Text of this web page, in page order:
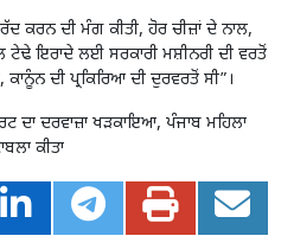
ਦੀ ਮੰਗ ਕੀਤੀ, ਹੋਰ ਚੀਜ਼ਾਂ ਦੇ ਨਾਲ,
ਇਰਾਦੇ ਲਈ ਸਰਕਾਰੀ ਮਸ਼ੀਨਰੀ ਦੀ ਵਰਤੋਂ
ਦੀ ਪ੍ਰਕਿਰਿਆ ਦੀ ਦੁਰਵਰਤੋਂ ਸੀ”।
ਦਾ ਦਰਵਾਜ਼ਾ ਖੜਕਾਇਆ, ਪੰਜਾਬ ਮਹਿਲਾ
ਕੀਤਾ